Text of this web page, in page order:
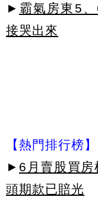
► 霸氣房東5
接哭出來
【熱門排行榜】
► 6月賣股買房
頭期款已賠光